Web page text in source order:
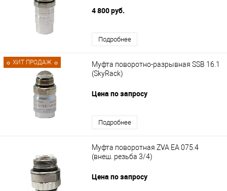
4 800 руб.
Подробнее
☼ ХИТ ПРОДАЖ ☼
Муфта поворотно-разрывная SSB 16.1
(SkyRack)
Цена по запросу
Подробнее
Муфта поворотная ZVA EA 075.4
(внеш. резьба 3/4)
Цена по запросу